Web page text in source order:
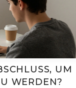
UM
WERDEN?